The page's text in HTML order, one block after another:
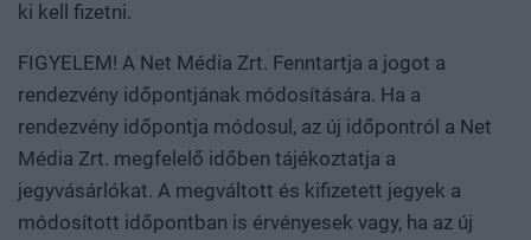
ki kell fizetni.
FIGYELEM! A Net Média Zrt. Fenntartja a jogot a
rendezvény időpontjának módosítására. Ha a
rendezvény időpontja módosul, az új időpontról a Net
Média Zrt. megfelelő időben tájékoztatja a
jegyvásárlókat. A megváltott és kifizetett jegyek a
módosított időpontban is érvényesek vagy, ha az új